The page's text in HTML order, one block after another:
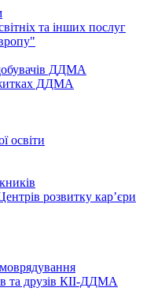
та інших послуг
ДДМА
ДДМА
освіти
розвитку кар’єри
та друзів КІІ-ДДМА